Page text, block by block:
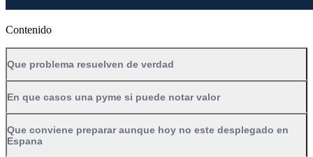
Contenido
Que problema resuelven de verdad
En que casos una pyme si puede notar valor
Que conviene preparar aunque hoy no este desplegado en
Espana